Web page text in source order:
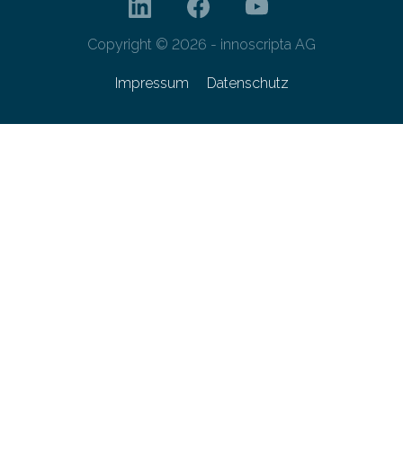
Copyright © 2026 - innoscripta AG
Impressum Datenschutz